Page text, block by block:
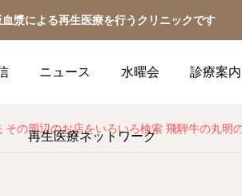
漿による再生医療を行うクリニックです
ニュース 水曜会 診療案内
再生医療ネットワーク
お店をいろいろ検索 飛騨牛の丸明の焼き肉屋さんがあった